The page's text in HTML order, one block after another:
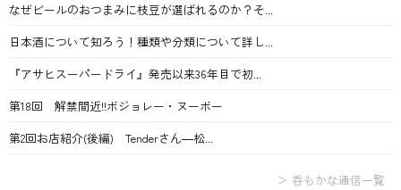
なぜビールのおつまみに枝豆が選ばれるのか？そ...
日本酒について知ろう！種類や分類について詳し...
『アサヒスーパードライ』発売以来36年目で初...
第18回 解禁間近!!ボジョレー・ヌーボー
第2回お店紹介(後編) Tenderさん―松...
＞ 呑もかな通信一覧